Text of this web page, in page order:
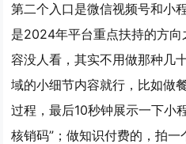
第二个入口是微信视频号和小
是2024年平台重点扶持的方
容没人看，其实不用做那种几
域的小细节内容就行，比如做
过程，最后10秒钟展示一下小
核销码”；做知识付费的，拍